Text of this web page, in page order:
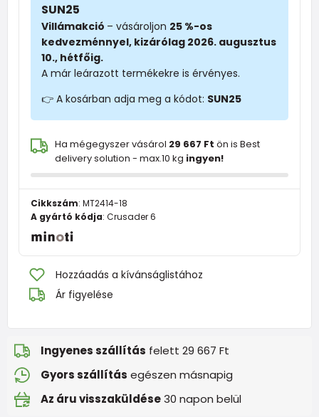
SUN25
Villámakció – vásároljon 25 %-os
kedvezménnyel, kizárólag 2026. augusztus
10., hétfőig.
A már leárazott termékekre is érvényes.
👉 A kosárban adja meg a kódot: SUN25
Ha mégegyszer vásárol 29 667 Ft ön is Best
delivery solution - max.10 kg ingyen!
Cikkszám: MT2414-18
A gyártó kódja: Crusader 6
Hozzáadás a kívánságlistához
Ár figyelése
Ingyenes szállítás felett 29 667 Ft
Gyors szállítás egészen másnapig
Az áru visszaküldése30 napon belül